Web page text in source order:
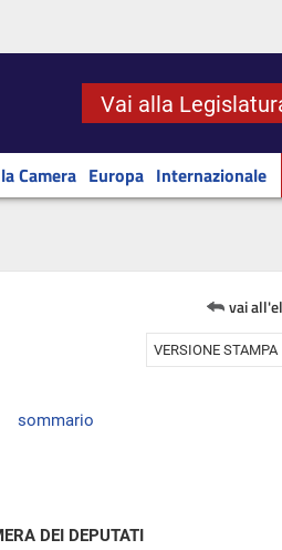
Vai alla
Camera Europa Internazionale
vai
VERSIONE STAMPA
sommario
DEI DEPUTATI